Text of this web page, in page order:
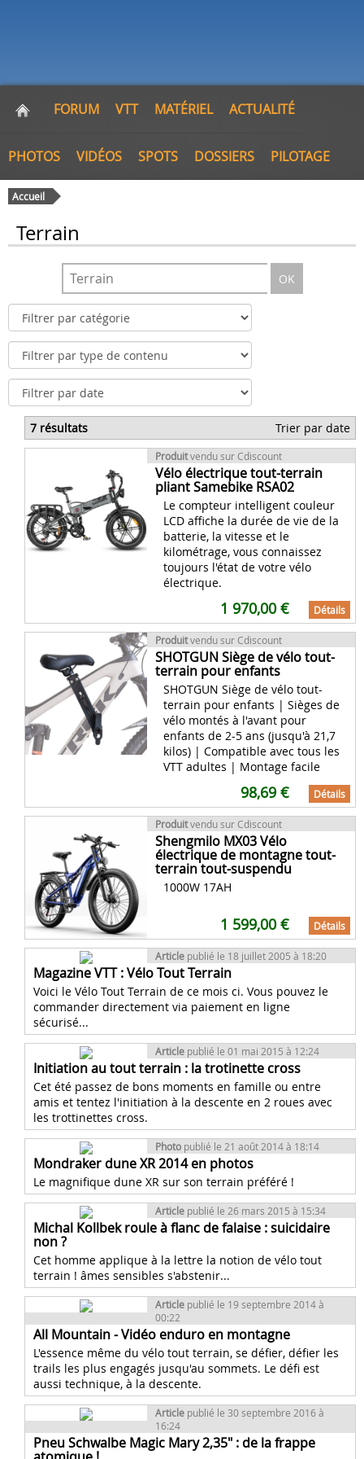
FORUM VTT MATÉRIEL ACTUALITÉ
PHOTOS VIDÉOS SPOTS DOSSIERS PILOTAGE
Accueil
Terrain
OK
7 résultats Trier par date
Produitvendu sur Cdiscount
Vélo électrique tout-terrain
pliant Samebike RSA02
Le compteur intelligent couleur
LCD affiche la durée de vie de la
batterie, la vitesse et le
kilométrage, vous connaissez
toujours l'état de votre vélo
électrique.
1 970,00 € Détails
Produitvendu sur Cdiscount
SHOTGUN Siège de vélo tout-
terrain pour enfants
SHOTGUN Siège de vélo tout-
terrain pour enfants | Sièges de
vélo montés à l'avant pour
enfants de 2-5 ans (jusqu'à 21,7
kilos) | Compatible avec tous les
VTT adultes | Montage facile
98,69 € Détails
Produitvendu sur Cdiscount
Shengmilo MX03 Vélo
électrique de montagne tout-
terrain tout-suspendu
1000W 17AH
1 599,00 € Détails
Article publié le 18 juillet 2005 à 18:20
Magazine VTT : Vélo Tout Terrain
Voici le Vélo Tout Terrain de ce mois ci. Vous pouvez le
commander directement via paiement en ligne
sécurisé...
Article publié le 01 mai 2015 à 12:24
Initiation au tout terrain : la trotinette cross
Cet été passez de bons moments en famille ou entre
amis et tentez l'initiation à la descente en 2 roues avec
les trottinettes cross.
Photo publié le 21 août 2014 à 18:14
Mondraker dune XR 2014 en photos
Le magnifique dune XR sur son terrain préféré !
Article publié le 26 mars 2015 à 15:34
Michal Kollbek roule à flanc de falaise : suicidaire
non ?
Cet homme applique à la lettre la notion de vélo tout
terrain ! âmes sensibles s'abstenir...
Article publié le 19 septembre 2014 à
00:22
All Mountain - Vidéo enduro en montagne
L'essence même du vélo tout terrain, se défier, défier les
trails les plus engagés jusqu'au sommets. Le défi est
aussi technique, à la descente.
Article publié le 30 septembre 2016 à
16:24
Pneu Schwalbe Magic Mary 2,35" : de la frappe